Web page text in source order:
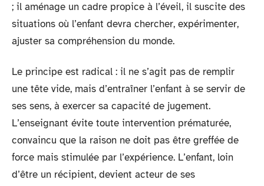
; il aménage un cadre propice à l’éveil, il suscite des
situations où l’enfant devra chercher, expérimenter,
ajuster sa compréhension du monde.
Le principe est radical : il ne s’agit pas de remplir
une tête vide, mais d’entraîner l’enfant à se servir de
ses sens, à exercer sa capacité de jugement.
L’enseignant évite toute intervention prématurée,
convaincu que la raison ne doit pas être greffée de
force mais stimulée par l’expérience. L’enfant, loin
d’être un récipient, devient acteur de ses